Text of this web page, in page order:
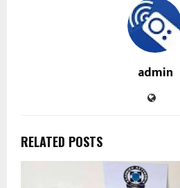
admin
RELATED POSTS